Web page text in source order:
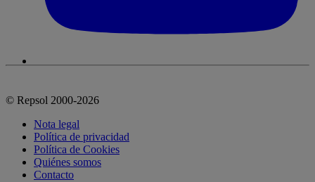
© Repsol 2000-2026
Nota legal
Política de privacidad
Política de Cookies
Quiénes somos
Contacto